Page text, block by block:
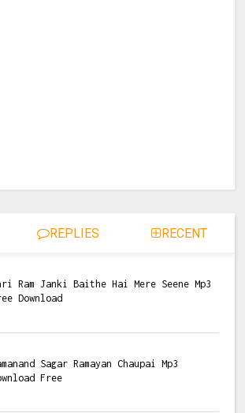
REPLIES RECENT
Ram Janki Baithe Hai Mere Seene Mp3
Download
Sagar Ramayan Chaupai Mp3
Free